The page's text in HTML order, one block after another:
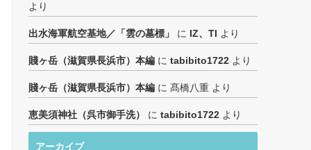
より
出水海軍航空基地／「雲の墓標」 に IZ、TI より
賤ヶ岳（滋賀県長浜市）本編 に tabibito1722 より
賤ヶ岳（滋賀県長浜市）本編 に 髙橋八重 より
恵美須神社（呉市御手洗） に tabibito1722 より
アーカイブ